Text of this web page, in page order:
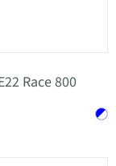
Race 800